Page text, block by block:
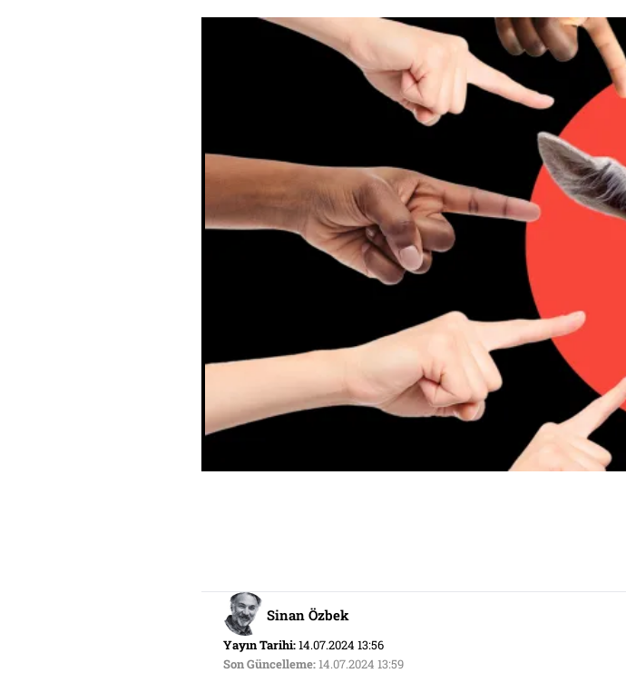
Sinan Özbek
Yayın Tarihi:14.07.2024 13:56
Son Güncelleme: 14.07.2024 13:59